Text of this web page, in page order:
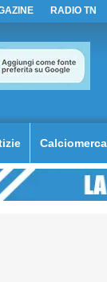
RADIO TN